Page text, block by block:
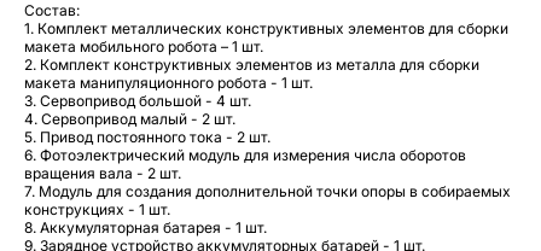
Состав:
1. Комплект металлических конструктивных элементов для сборки
макета мобильного робота – 1 шт.
2. Комплект конструктивных элементов из металла для сборки
макета манипуляционного робота - 1 шт.
3. Сервопривод большой - 4 шт.
4. Сервопривод малый - 2 шт.
5. Привод постоянного тока - 2 шт.
6. Фотоэлектрический модуль для измерения числа оборотов
вращения вала - 2 шт.
7. Модуль для создания дополнительной точки опоры в собираемых
конструкциях - 1 шт.
8. Аккумуляторная батарея - 1 шт.
9. Зарядное устройство аккумуляторных батарей - 1 шт.